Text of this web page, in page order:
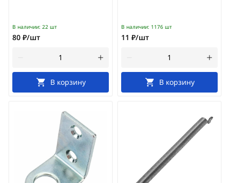
В наличии: 22 шт
80 ₽/шт
В корзину
В наличии: 1176 шт
11 ₽/шт
В корзину